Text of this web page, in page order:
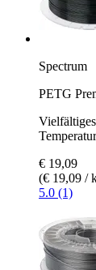
Spectrum
PETG
€ 19,09
(€ 19,09 /
5.0 (1)